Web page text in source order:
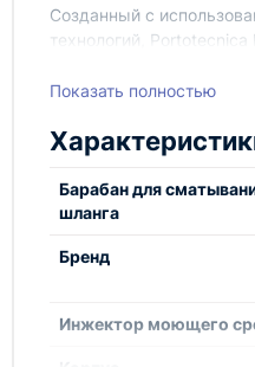
Созданный с
технологий, Portotecnica
течение длительного
незаменимым
Компактные
Простота в
Показать полностью
Барабан для
шланга
Бренд
Инжектор моющего